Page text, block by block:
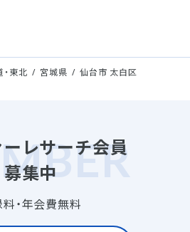
東北 宮城県
仙台市 太白区
レサーチ会員
募集中
・年会費無料